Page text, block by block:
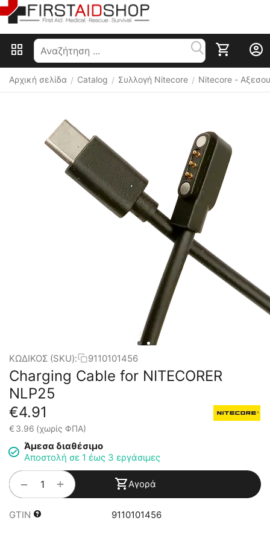
Αρχική σελίδα / Catalog / Συλλογή Nitecore / Nitecore -
ΚΩΔΙΚΟΣ (SKU): 9110101456
Charging Cable for NITECORER
NLP25
€4.91
€3.96 (χωρίς ΦΠΑ)
Άμεσα διαθέσιμο
Αποστολή σε 1 έως 3 εργάσιμες
+
− Αγορά
GTIN 9110101456